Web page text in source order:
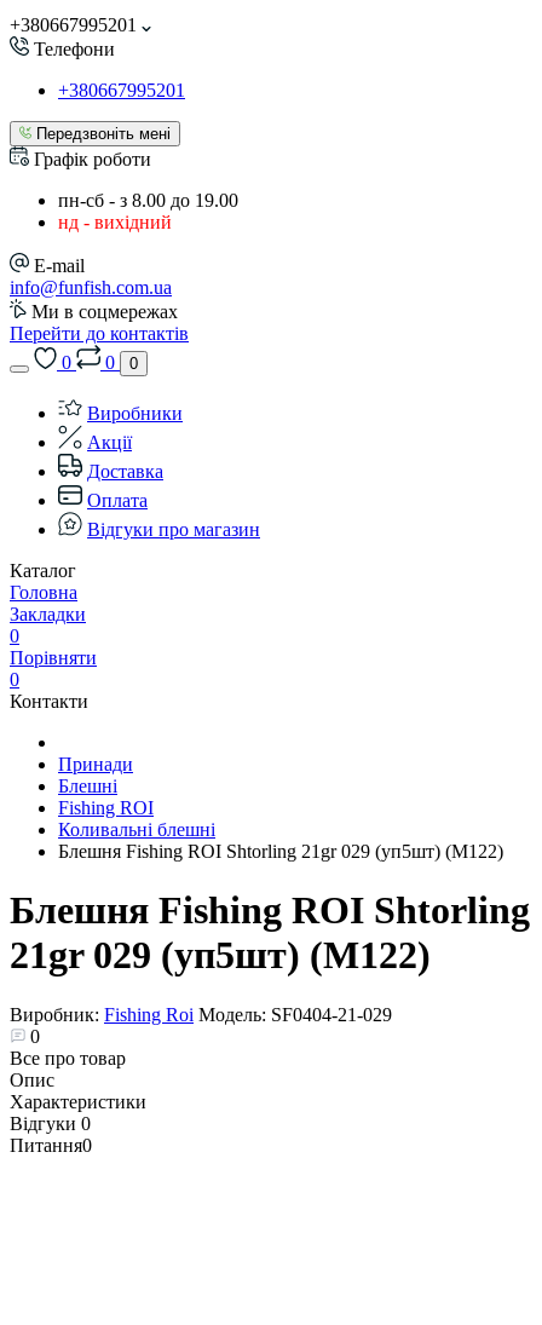
+380667995201
Телефони
+380667995201
Передзвоніть мені
Графік роботи
пн-сб - з 8.00 до 19.00
нд - вихідний
E-mail
info@funfish.com.ua
Ми в соцмережах
Перейти до контактів
0
0 0
Виробники
Акції
Доставка
Оплата
Відгуки про магазин
Каталог
Головна
Закладки
0
Порівняти
0
Контакти
Принади
Блешні
Fishing ROI
Коливальні блешні
Блешня Fishing ROI Shtorling 21gr 029 (уп5шт) (M122)
Блешня Fishing ROI Shtorling
21gr 029 (уп5шт) (M122)
Виробник: Fishing Roi Модель: SF0404-21-029
0
Все про товар
Опис
Характеристики
Відгуки 0
Питання0